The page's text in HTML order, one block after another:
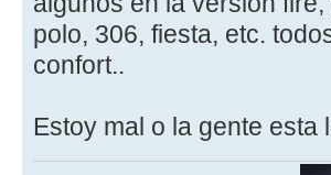
polo, 306, fiesta, etc.
confort..
Estoy mal o la gente esta